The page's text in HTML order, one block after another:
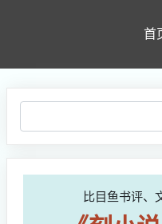
首
比目鱼书评、